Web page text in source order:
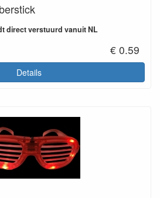
direct verstuurd vanuit NL
€ 0.59
Details